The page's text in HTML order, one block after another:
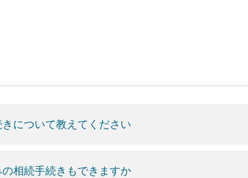
について教えてください
相続手続きもできますか